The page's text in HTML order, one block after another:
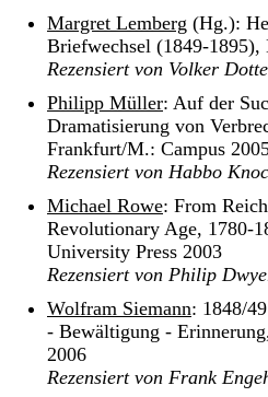
Margret Lemberg (Hg.):
Briefwechsel (1849-
Rezensiert von Volker
Philipp Müller: Auf der
Dramatisierung von
Frankfurt/M.: Campus
Rezensiert von Habbo
Michael Rowe: From
Revolutionary Age, 1780-
University Press 2003
Rezensiert von Philip
Wolfram Siemann: 1848/
- Bewältigung -
2006
Rezensiert von Frank